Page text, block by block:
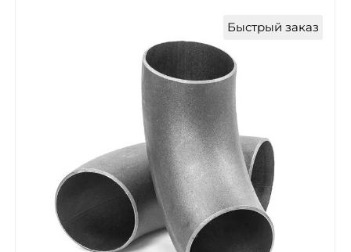
Быстрый заказ